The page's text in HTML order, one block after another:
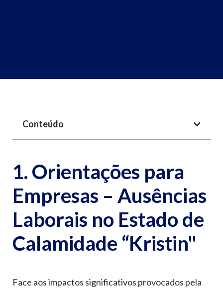
Conteúdo
1. Orientações para
Empresas – Ausências
Laborais no Estado de
Calamidade “Kristin"
Face aos impactos significativos provocados pela